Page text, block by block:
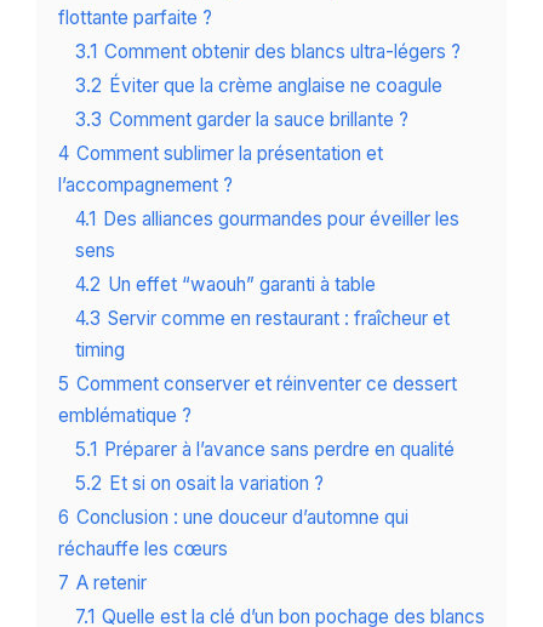
flottante parfaite ?
3.1 Comment obtenir des blancs ultra-légers ?
3.2 Éviter que la crème anglaise ne coagule
3.3 Comment garder la sauce brillante ?
4 Comment sublimer la présentation et
l’accompagnement ?
4.1 Des alliances gourmandes pour éveiller les
sens
4.2 Un effet “waouh” garanti à table
4.3 Servir comme en restaurant : fraîcheur et
timing
5 Comment conserver et réinventer ce dessert
emblématique ?
5.1 Préparer à l’avance sans perdre en qualité
5.2 Et si on osait la variation ?
6 Conclusion : une douceur d’automne qui
réchauffe les cœurs
7 A retenir
7.1 Quelle est la clé d’un bon pochage des blancs